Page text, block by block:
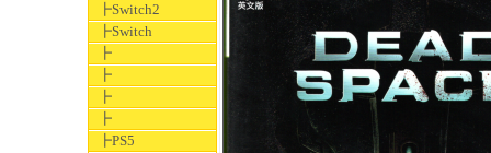
┣Switch2
┣Switch
┣
┣
┣
┣
┣PS5